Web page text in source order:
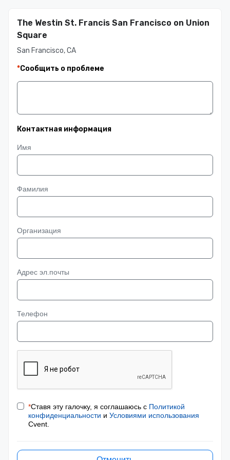
The Westin St. Francis San Francisco on Union
Square
San Francisco, CA
*Сообщить о проблеме
Контактная информация
Имя
Фамилия
Организация
Адрес эл.почты
Телефон
*Ставя эту галочку, я соглашаюсь с Политикой
конфиденциальности и Условиями использования
Cvent.